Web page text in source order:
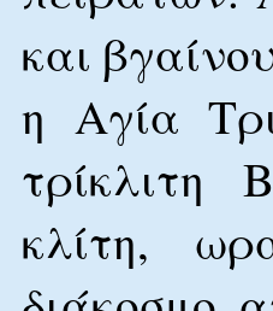
και
η Αγία
τρίκλιτη
κλίτη,